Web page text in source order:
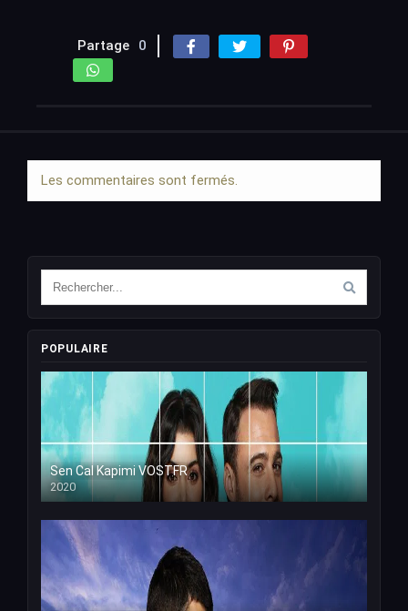
Partage 0
Les commentaires sont fermés.
POPULAIRE
Sen Cal Kapimi VOSTFR
2020